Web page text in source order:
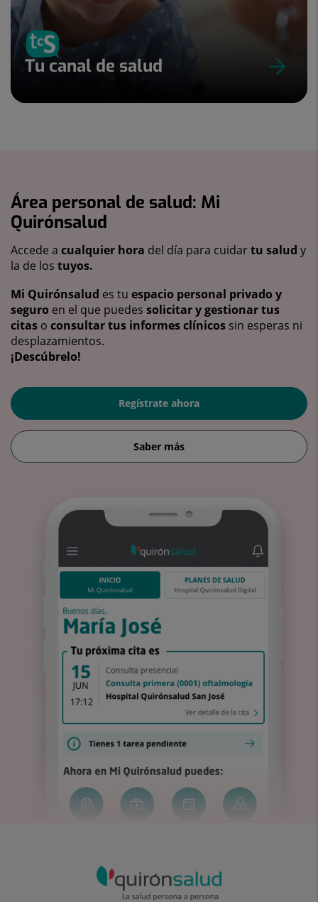
Tu canal de salud
Área personal de salud: Mi
Quirónsalud
Accede a cualquier hora del día para cuidartu salud y
la de los tuyos.
Mi Quirónsalud es tu espacio personal privado y
seguro en el que puedes solicitar y gestionar tus
citas o consultar tus informes clínicos sin esperas ni
desplazamientos.
¡Descúbrelo!
Regístrate ahora
Saber más